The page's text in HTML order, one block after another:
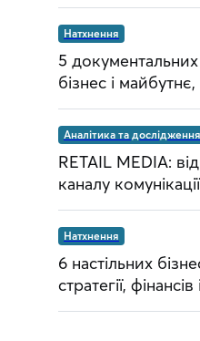
Натхнення
5 документальних
бізнес і
Аналітика та дослідження
RETAIL MEDIA:
каналу комунікації
Натхнення
6 настільних
стратегії,